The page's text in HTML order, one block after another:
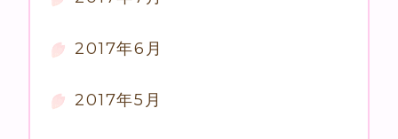
2017年6月
2017年5月